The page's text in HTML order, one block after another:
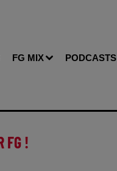
FG MIX PODCASTS
FG !